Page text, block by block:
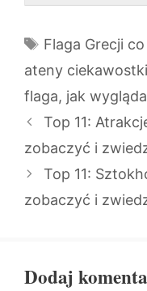
Tagi
Flaga Grecji
ateny ciekawostki
flaga, jak
Top 11:
zobaczyć i
Top 11:
zobaczyć i
Dodaj